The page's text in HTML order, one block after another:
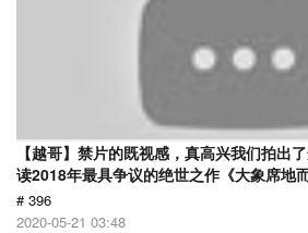
【越哥】禁片的既视感，真高兴我们拍出
读2018年最具争议的绝世之作《大象席地
# 396
2020-05-21 03:48